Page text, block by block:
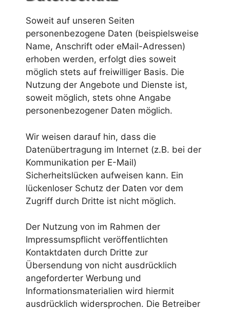
Soweit auf unseren Seiten
personenbezogene Daten (beispielsweise
Name, Anschrift oder eMail-Adressen)
erhoben werden, erfolgt dies soweit
möglich stets auf freiwilliger Basis. Die
Nutzung der Angebote und Dienste ist,
soweit möglich, stets ohne Angabe
personenbezogener Daten möglich.
Wir weisen darauf hin, dass die
Datenübertragung im Internet (z.B. bei der
Kommunikation per E-Mail)
Sicherheitslücken aufweisen kann. Ein
lückenloser Schutz der Daten vor dem
Zugriff durch Dritte ist nicht möglich.
Der Nutzung von im Rahmen der
Impressumspflicht veröffentlichten
Kontaktdaten durch Dritte zur
Übersendung von nicht ausdrücklich
angeforderter Werbung und
Informationsmaterialien wird hiermit
ausdrücklich widersprochen. Die Betreiber